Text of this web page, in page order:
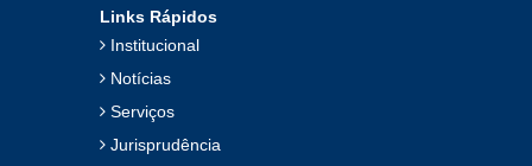
Links Rápidos
Institucional
Notícias
Serviços
Jurisprudência